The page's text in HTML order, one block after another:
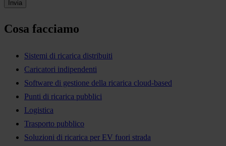
Cosa facciamo
Sistemi di ricarica distribuiti
Caricatori indipendenti
Software di gestione della ricarica cloud-based
Punti di ricarica pubblici
Logistica
Trasporto pubblico
Soluzioni di ricarica per EV fuori strada